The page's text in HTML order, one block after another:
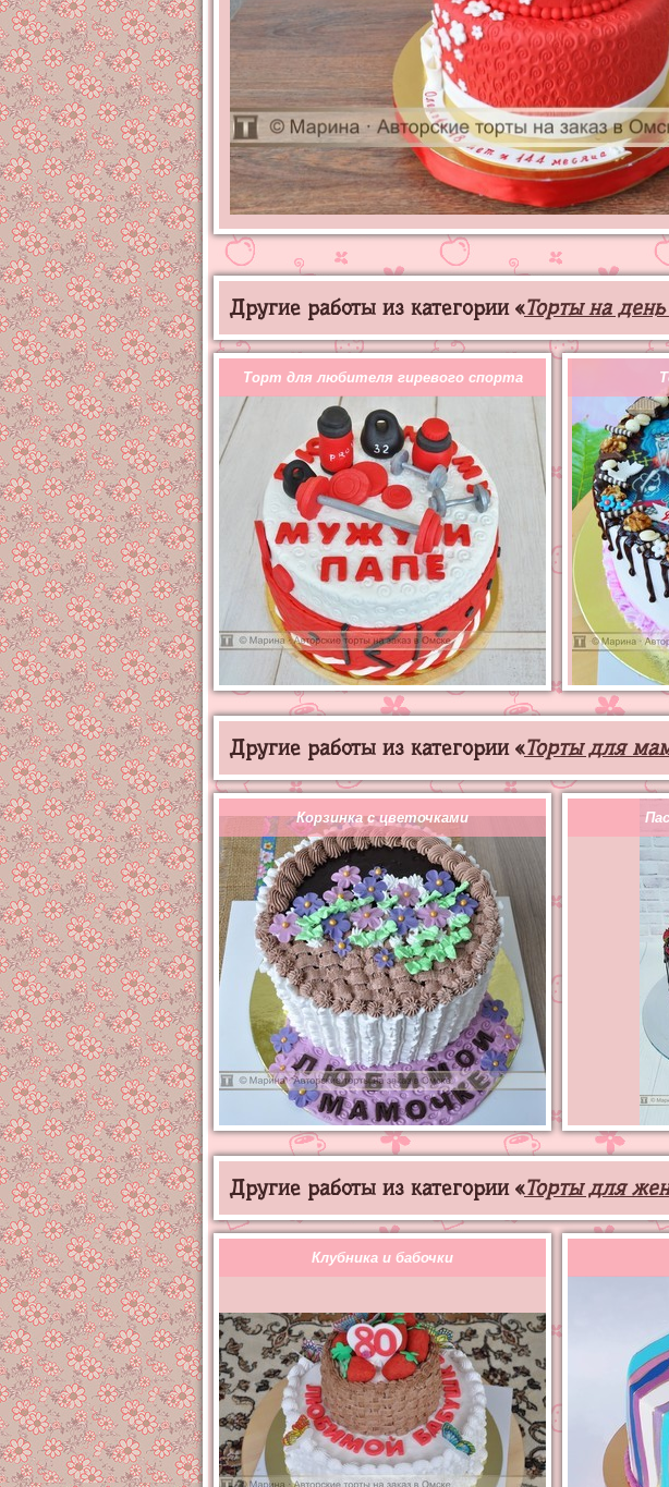
Другие работы из категории «Торты на
Торт для любителя гиревого спорта
Другие работы из категории «Торты для
Корзинка с цветочками
Другие работы из категории «Торты для
Клубника и бабочки